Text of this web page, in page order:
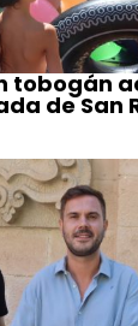
tobogán
de San